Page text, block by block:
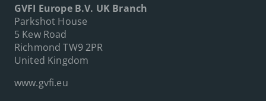
GVFI Europe B.V. UK Branch
Parkshot House
5 Kew Road
Richmond TW9 2PR
United Kingdom
www.gvfi.eu